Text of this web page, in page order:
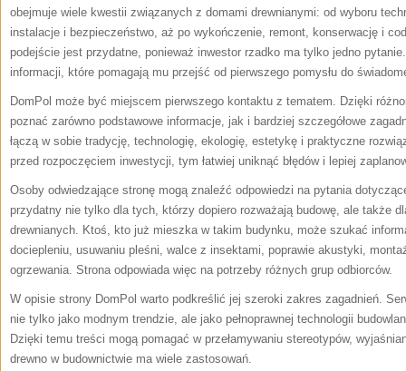
obejmuje wiele kwestii związanych z domami drewnianymi: od wyboru
instalacje i bezpieczeństwo, aż po wykończenie, remont, konserwację i
podejście jest przydatne, ponieważ inwestor rzadko ma tylko jedno
informacji, które pomagają mu przejść od pierwszego pomysłu do
DomPol może być miejscem pierwszego kontaktu z tematem. Dzięki
poznać zarówno podstawowe informacje, jak i bardziej szczegółowe
łączą w sobie tradycję, technologię, ekologię, estetykę i praktyczne
przed rozpoczęciem inwestycji, tym łatwiej uniknąć błędów i lepiej
Osoby odwiedzające stronę mogą znaleźć odpowiedzi na pytania
przydatny nie tylko dla tych, którzy dopiero rozważają budowę, ale także
drewnianych. Ktoś, kto już mieszka w takim budynku, może szukać
dociepleniu, usuwaniu pleśni, walce z insektami, poprawie akustyki,
ogrzewania. Strona odpowiada więc na potrzeby różnych grup odbiorców.
W opisie strony DomPol warto podkreślić jej szeroki zakres zagadnień.
nie tylko jako modnym trendzie, ale jako pełnoprawnej technologii
Dzięki temu treści mogą pomagać w przełamywaniu stereotypów,
drewno w budownictwie ma wiele zastosowań.